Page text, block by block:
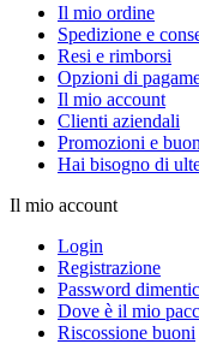
Il mio ordine
Spedizione e
Resi e rimborsi
Opzioni di
Il mio account
Clienti aziendali
Promozioni e
Hai bisogno di
Il mio account
Login
Registrazione
Password
Dove è il mio
Riscossione buoni